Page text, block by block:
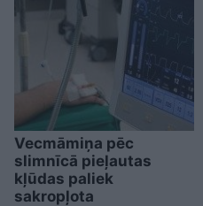
Vecmāmiņa pēc
slimnīcā pieļautas
kļūdas paliek
sakropļota